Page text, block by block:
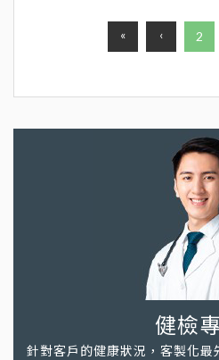
« ‹ 2
健檢
針對客戶的健康狀況，客製化最